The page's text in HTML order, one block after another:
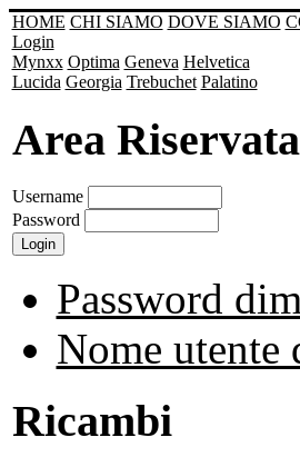
HOME CHI SIAMO DOVE SIAMO
Login
Mynxx Optima Geneva Helvetica
Lucida Georgia Trebuchet Palatino
Area Riservata
Username
Password
Password
Nome utente
Ricambi